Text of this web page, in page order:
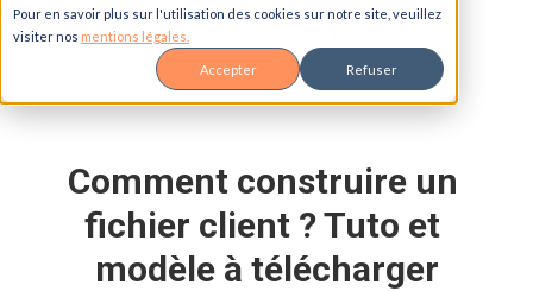
Pour en savoir plus sur l'utilisation des cookies sur notre site, veuillez
visiter nos mentions légales.
Accepter Refuser
Accueil
Blog
Comment construire un fichier client ? Tuto et modèle à
Comment construire un
fichier client ? Tuto et
modèle à télécharger